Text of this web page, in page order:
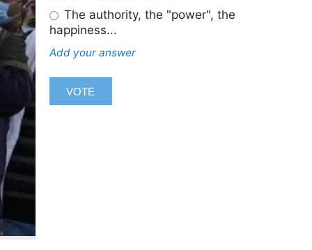
The authority, the "power", the
happiness...
Add your answer